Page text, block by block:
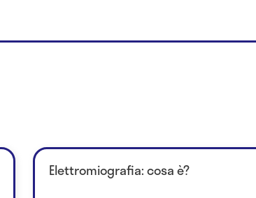
Elettromiografia: cosa è?